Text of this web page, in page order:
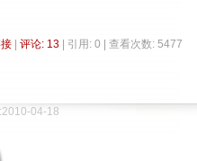
| 评论: 13| 引用: 0 | 查看次数: 5477
04-18